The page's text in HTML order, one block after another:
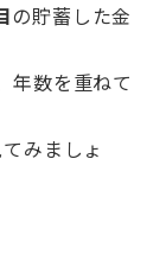
の貯蓄した金
年数を重ねて
みましょ